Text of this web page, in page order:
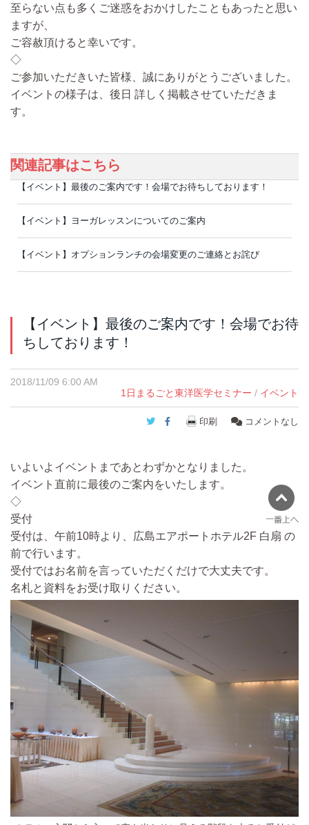
至らない点も多くご迷惑をおかけしたこともあったと思い
ますが、
ご容赦頂けると幸いです。
◇
ご参加いただきいた皆様、誠にありがとうございました。
イベントの様子は、後日 詳しく掲載させていただきま
す。
関連記事はこちら
【イベント】最後のご案内です！会場でお待ちしております！
【イベント】ヨーガレッスンについてのご案内
【イベント】オプションランチの会場変更のご連絡とお詫び
【イベント】最後のご案内です！会場でお待
ちしております！
2018/11/09 6:00 AM
1日まるごと東洋医学セミナー / イベント
Twitter
Facebook
印刷 コメントなし
いよいよイベントまであとわずかとなりました。
イベント直前に最後のご案内をいたします。
◇
受付
受付は、午前10時より、広島エアポートホテル2F 白扇 の
前で行います。
受付ではお名前を言っていただくだけで大丈夫です。
名札と資料をお受け取りください。